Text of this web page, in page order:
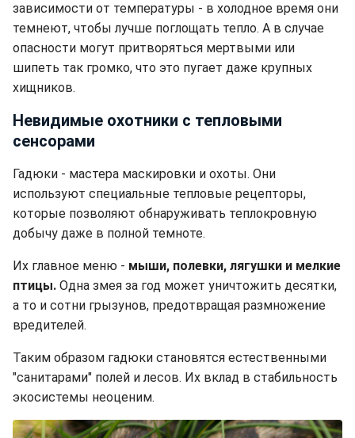
зависимости от температуры - в холодное время они
темнеют, чтобы лучше поглощать тепло. А в случае
опасности могут притворяться мертвыми или
шипеть так громко, что это пугает даже крупных
хищников.
Невидимые охотники с тепловыми
сенсорами
Гадюки - мастера маскировки и охоты. Они
используют специальные тепловые рецепторы,
которые позволяют обнаруживать теплокровную
добычу даже в полной темноте.
Их главное меню - мыши, полевки, лягушки и мелкие
птицы. Одна змея за год может уничтожить десятки,
а то и сотни грызунов, предотвращая размножение
вредителей.
Таким образом гадюки становятся естественными
"санитарами" полей и лесов. Их вклад в стабильность
экосистемы неоценим.